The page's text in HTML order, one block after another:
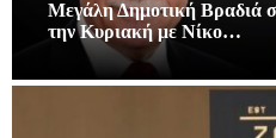
Μεγάλη Δημοτική Βραδιά
την Κυριακή με Νίκο…